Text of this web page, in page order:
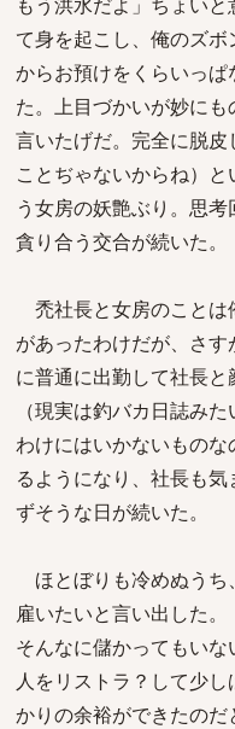
て身を起こし、俺のズボ
からお預けをくらいっ
た。上目づかいが妙にも
言いたげだ。完全に脱
ことぢゃないからね）と
う女房の妖艶ぶり。思考
貪り合う交合が続いた。
禿社長と女房のことは
があったわけだが、さす
に普通に出勤して社長と
（現実は釣バカ日誌みた
わけにはいかないもの
るようになり、社長も気
ずそうな日が続いた。
ほとぼりも冷めぬうち
雇いたいと言い出した。
そんなに儲かってもい
人をリストラ？して少し
かりの余裕ができたの